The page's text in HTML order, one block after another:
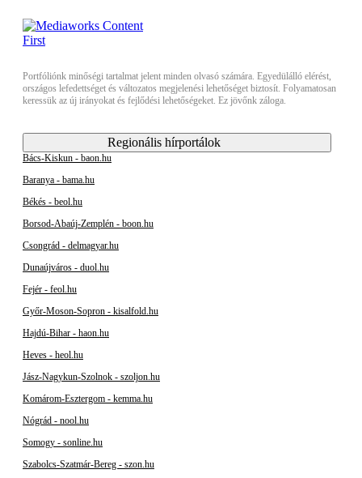
Portfóliónk minőségi tartalmat jelent minden olvasó számára. Egyedülálló elérést,
országos lefedettséget és változatos megjelenési lehetőséget biztosít. Folyamatosan
keressük az új irányokat és fejlődési lehetőségeket. Ez jövőnk záloga.
Regionális hírportálok
Bács-Kiskun - baon.hu
Baranya - bama.hu
Békés - beol.hu
Borsod-Abaúj-Zemplén - boon.hu
Csongrád - delmagyar.hu
Dunaújváros - duol.hu
Fejér - feol.hu
Győr-Moson-Sopron - kisalfold.hu
Hajdú-Bihar - haon.hu
Heves - heol.hu
Jász-Nagykun-Szolnok - szoljon.hu
Komárom-Esztergom - kemma.hu
Nógrád - nool.hu
Somogy - sonline.hu
Szabolcs-Szatmár-Bereg - szon.hu